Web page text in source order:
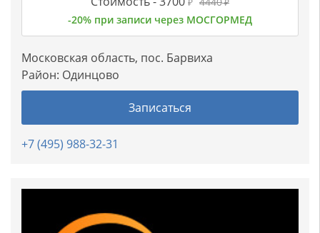
₽ ₽
-20% при записи через МОСГОРМЕД
Московская область, пос. Барвиха
Район: Одинцово
Записаться
+7 (495) 988-32-31